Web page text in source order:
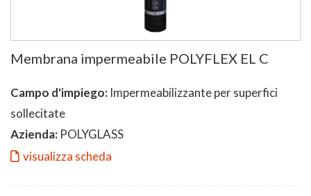
Membrana impermeabile POLYFLEX EL C
Campo d'impiego: Impermeabilizzante per superfici
sollecitate
Azienda: POLYGLASS
visualizza scheda